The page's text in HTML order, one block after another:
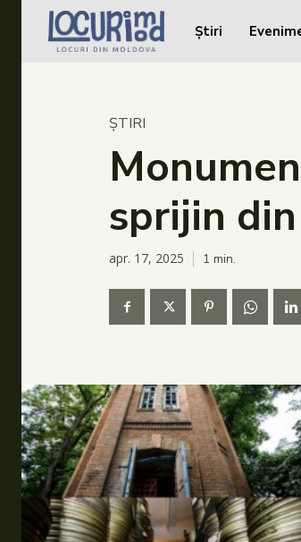
Caută în site...
Caută în site...
Evenimente
Dezvoltare rurală
Turism
Vinării
Patrimoniu
Produs Acasă
Știri
ȘTIRI
sprijin
apr. 17, 2025 1 min.